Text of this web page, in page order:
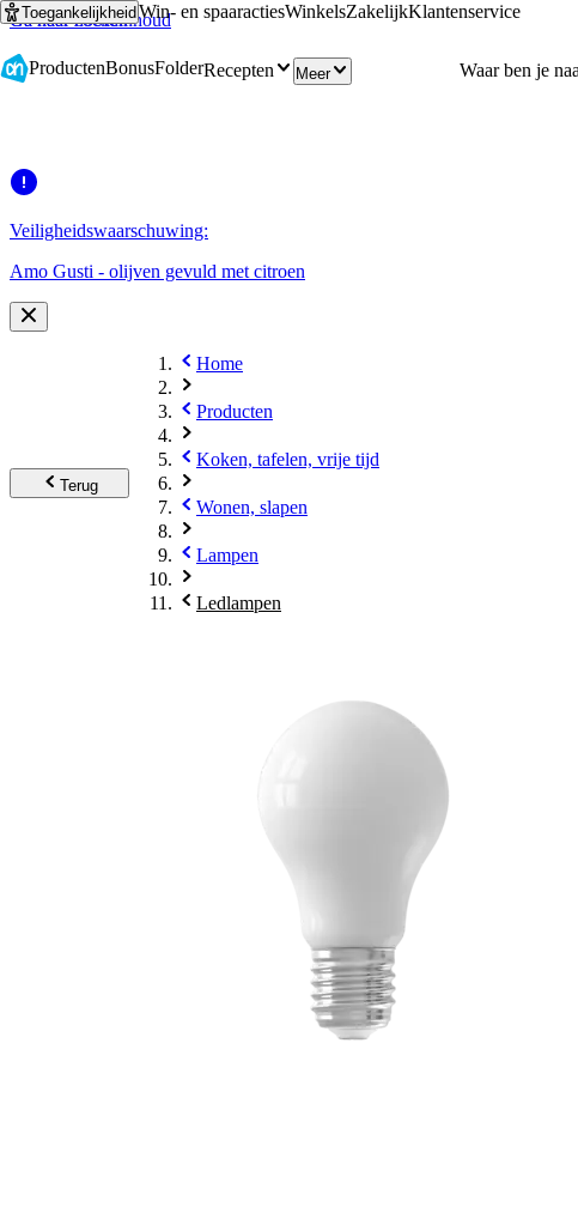
Ga naar hoofdinhoud
Ga naar zoeken
ToegankelijkheidWin- en spaaractiesWinkelsZakelijkKlantenservice
ProductenBonusFolderRecepten Meer
Veiligheidswaarschuwing:
Amo Gusti - olijven gevuld met citroen
Terug
Home
Producten
Koken, tafelen, vrije tijd
Wonen, slapen
Lampen
Ledlampen